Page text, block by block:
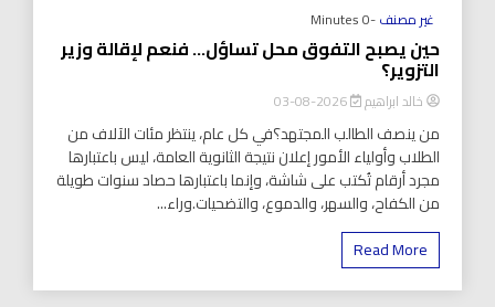
غير مصنف-0 Minutes
حين يصبح التفوق محل تساؤل… فنعم لإقالة وزير
التزوير؟
خالد ابراهيم 2026-08-03
من ينصف الطالب المجتهد؟في كل عام، ينتظر مئات الآلاف من
الطلاب وأولياء الأمور إعلان نتيجة الثانوية العامة، ليس باعتبارها
مجرد أرقام تُكتب على شاشة، وإنما باعتبارها حصاد سنوات طويلة
من الكفاح، والسهر، والدموع، والتضحيات.وراء...
Read More